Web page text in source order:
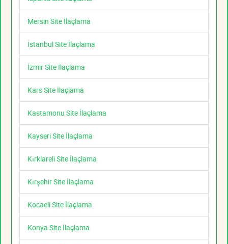
Mersin Site İlaçlama
İstanbul Site İlaçlama
İzmir Site İlaçlama
Kars Site İlaçlama
Kastamonu Site İlaçlama
Kayseri Site İlaçlama
Kırklareli Site İlaçlama
Kırşehir Site İlaçlama
Kocaeli Site İlaçlama
Konya Site İlaçlama